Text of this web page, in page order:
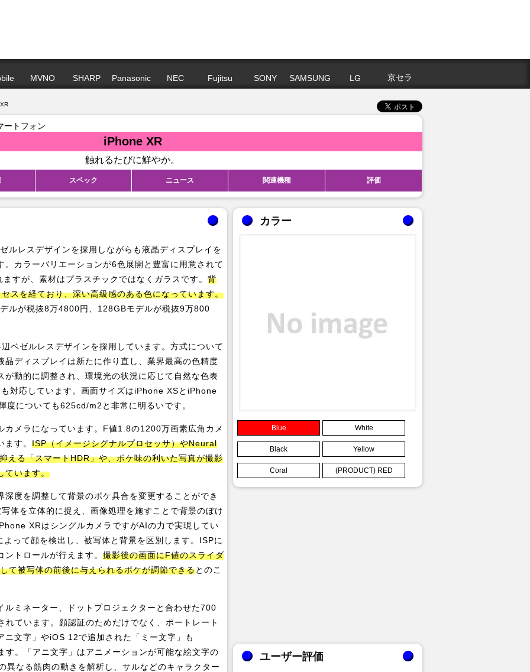
MVNO SHARP Panasonic NEC Fujitsu SONY SAMSUNG LG 京セラ
ートフォン
iPhone XR
触れるたびに鮮やか。
スペック ニュース 関連機種 評価
カラー
Blue White
Black Yellow
Coral (PRODUCT) RED
ルレスデザインを採用しながらも液晶ディスプレイを
カラーバリエーションが6色展開と豊富に用意されて
すが、素材はプラスチックではなくガラスです。 背
スを経ており、深い高級感のある色になっています。
ルが税抜8万4800円、128GBモデルが税抜9万800
ベゼルレスデザインを採用しています。方式について
ディスプレイは新たに作り直し、業界最高の色精度
動的に調整され、環境光の状況に応じて自然な色表
対応しています。画面サイズはiPhone XSとiPhone
についても625cd/m2と非常に明るいです。
メラになっています。F値1.8の1200万画素広角カメ
す。 ISP（イメージシグナルプロセッサ）やNeural
える「スマートHDR」や、ボケ味の利いた写真が撮影
ています。
度を調整して背景のボケ具合を変更することができ
体を立体的に捉え、画像処理を施すことで背景のぼけ
XRはシングルカメラですがAIの力で実現してい
って顔を検出し、被写体と背景を区別します。ISPに
トロールが行えます。 撮影後の画面にF値のスライダ
て被写体の前後に与えられるボケが調節できるとのこ
ルミネーター、ドットプロジェクターと合わせた700
ています。顔認証のためだけでなく、ポートレート
ニ文字」やiOS 12で追加された「ミー文字」も
。「アニ文字」はアニメーションが可能な絵文字の
異なる筋肉の動きを解析し、サルなどのキャラクター
ユーザー評価